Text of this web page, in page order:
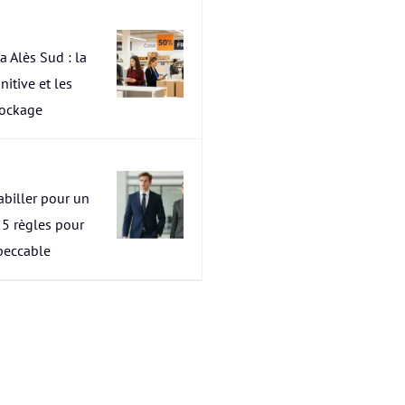
Alès Sud : la
et les
pour un
règles pour